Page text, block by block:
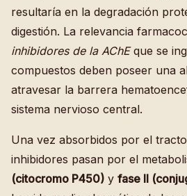
resultaría en la degradación
digestión. La relevancia
inhibidores de la AChEque se
compuestos deben poseer una
atravesar la barrera
sistema nervioso central.
Una vez absorbidos por el
inhibidores pasan por el
(citocromo P450) y fase II